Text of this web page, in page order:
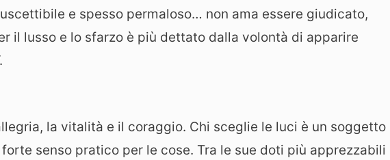
e spesso permaloso… non ama essere giudicato,
il lusso e lo sfarzo è più dettato dalla volontà di apparire
la vitalità e il coraggio. Chi sceglie le luci è un soggetto
senso pratico per le cose. Tra le sue doti più apprezzabili